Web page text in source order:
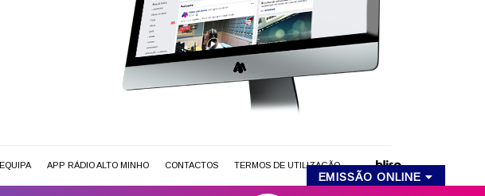
EMISSÃO ONLINE
EQUIPA APP RÁDIO ALTO MINHO CONTACTOS TERMOS DE UTILIZAÇÃO